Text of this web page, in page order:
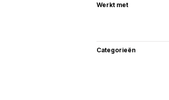
Werkt met
Categorieën